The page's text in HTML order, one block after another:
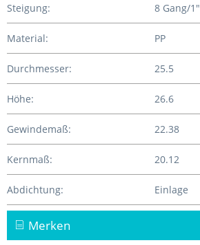
Steigung: 8 Gang/1"
Material: PP
Durchmesser: 25.5
Höhe: 26.6
Gewindemaß: 22.38
Kernmaß: 20.12
Abdichtung: Einlage
Merken